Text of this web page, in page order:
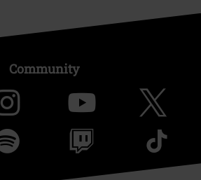
Community